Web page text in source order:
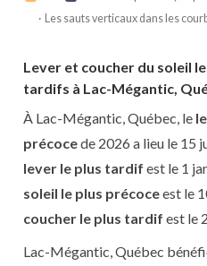
· Les sauts verticaux dans les
Lever et coucher du soleil
tardifs à Lac-Mégantic,
À Lac-Mégantic, Québec, le
précocede 2026 a lieu le 15
lever le plus tardif est le 1
soleil le plus précoceest le
coucher le plus tardif est le
Lac-Mégantic, Québec